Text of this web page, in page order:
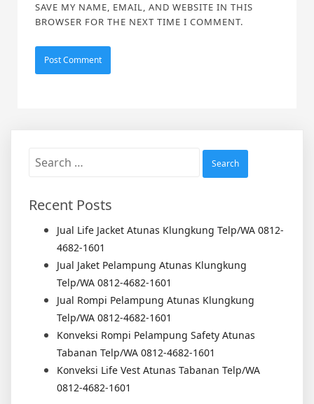
SAVE MY NAME, EMAIL, AND WEBSITE IN THIS
BROWSER FOR THE NEXT TIME I COMMENT.
Search
Recent Posts
Jual Life Jacket Atunas Klungkung Telp/WA 0812-
4682-1601
Jual Jaket Pelampung Atunas Klungkung
Telp/WA 0812-4682-1601
Jual Rompi Pelampung Atunas Klungkung
Telp/WA 0812-4682-1601
Konveksi Rompi Pelampung Safety Atunas
Tabanan Telp/WA 0812-4682-1601
Konveksi Life Vest Atunas Tabanan Telp/WA
0812-4682-1601